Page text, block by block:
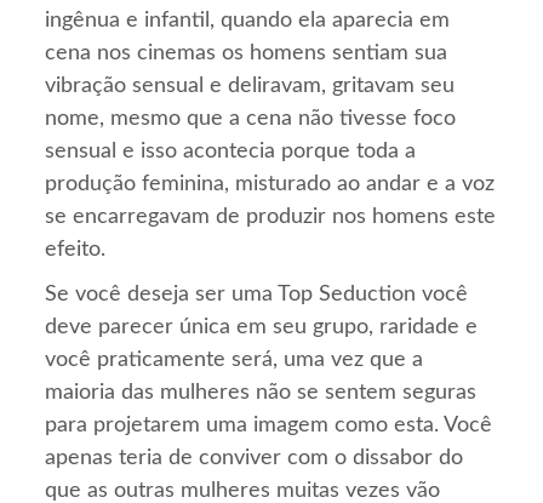
ingênua e infantil, quando ela aparecia em
cena nos cinemas os homens sentiam sua
vibração sensual e deliravam, gritavam seu
nome, mesmo que a cena não tivesse foco
sensual e isso acontecia porque toda a
produção feminina, misturado ao andar e a voz
se encarregavam de produzir nos homens este
efeito.
Se você deseja ser uma Top Seduction você
deve parecer única em seu grupo, raridade e
você praticamente será, uma vez que a
maioria das mulheres não se sentem seguras
para projetarem uma imagem como esta. Você
apenas teria de conviver com o dissabor do
que as outras mulheres muitas vezes vão